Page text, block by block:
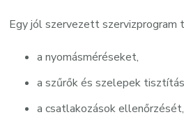
Egy jól szervezett szervizprogram
a nyomásméréseket,
a szűrők és szelepek
a csatlakozások ellenőrzését,